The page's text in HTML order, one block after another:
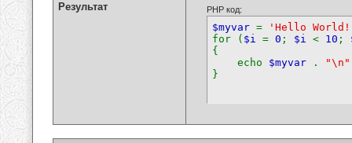
Результат
PHP код:
$myvar =
'Hello
for ( $i = 0 ; $i < 10 ;
{
echo $myvar . "\n"
}